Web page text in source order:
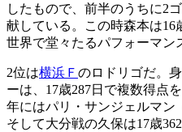
したもので、前半のうちに2
献している。この時森本は16
世界で堂々たるパフォーマン
2位は横浜Ｆ のロドリゴだ。
ーは、17歳287日で複数得点
年にはパリ・サンジェルマン
そして大分戦の久保は17歳